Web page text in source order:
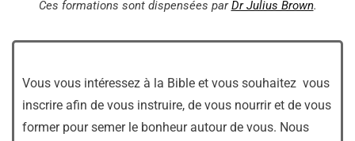
Ces formations sont dispensées parDr Julius Brown.
Vous vous intéressez à la Bible et vous souhaitez vous
inscrire afin de vous instruire, de vous nourrir et de vous
former pour semer le bonheur autour de vous. Nous